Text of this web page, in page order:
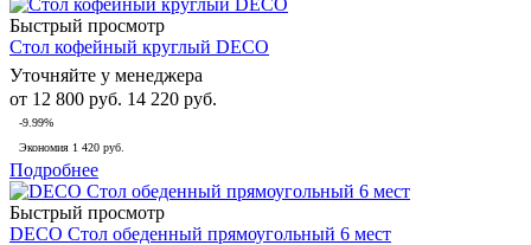
Быстрый просмотр
Стол кофейный круглый DECO
Уточняйте у менеджера
от 12 800 руб. 14 220 руб.
-9.99%
Экономия 1 420 руб.
Подробнее
Быстрый просмотр
DECO Стол обеденный прямоугольный 6 мест